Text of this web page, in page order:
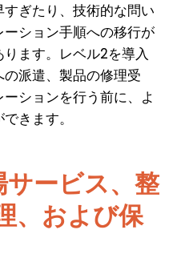
ぎたり、技術的な問い
ション手順への移行が
ます。レベル2を導入
派遣、製品の修理受
ションを行う前に、よ
きます。
ービス、整
、および保